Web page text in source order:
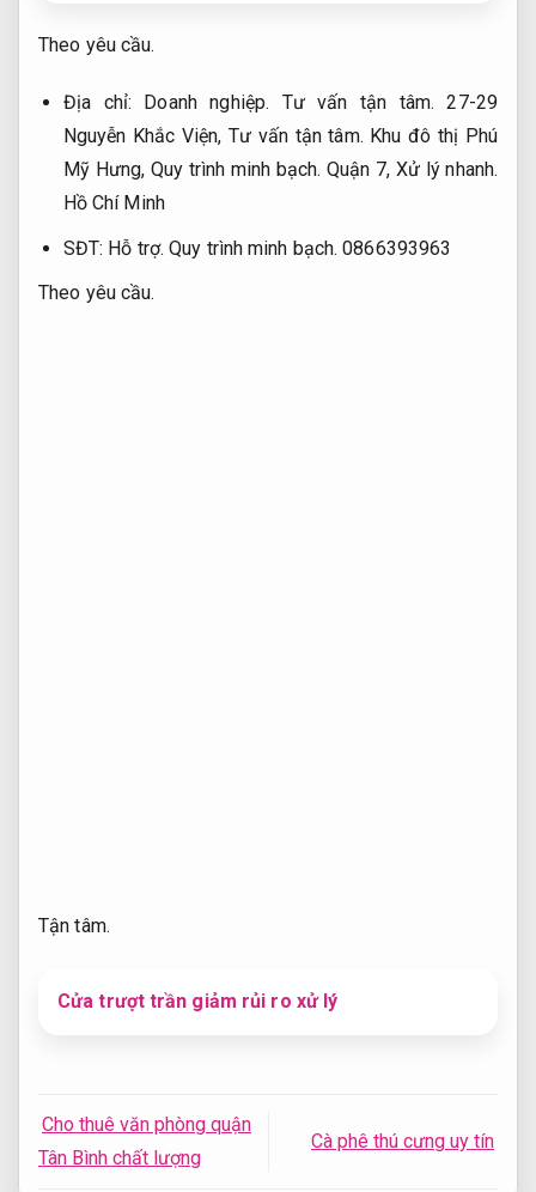
Theo yêu cầu.
Địa chỉ: Doanh nghiệp. Tư vấn tận tâm. 27-29
Nguyễn Khắc Viện, Tư vấn tận tâm. Khu đô thị Phú
Mỹ Hưng, Quy trình minh bạch. Quận 7, Xử lý nhanh.
Hồ Chí Minh
SĐT: Hỗ trợ. Quy trình minh bạch. 0866393963
Theo yêu cầu.
Tận tâm.
Cửa trượt trần giảm rủi ro xử lý
Cho thuê văn phòng quận
Tân Bình chất lượng
Cà phê thú cưng uy tín